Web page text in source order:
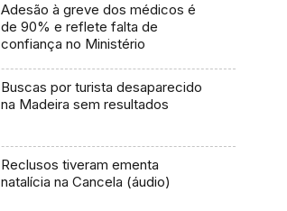
Adesão à greve dos médicos é
de 90% e reflete falta de
confiança no Ministério
Buscas por turista desaparecido
na Madeira sem resultados
Reclusos tiveram ementa
natalícia na Cancela (áudio)